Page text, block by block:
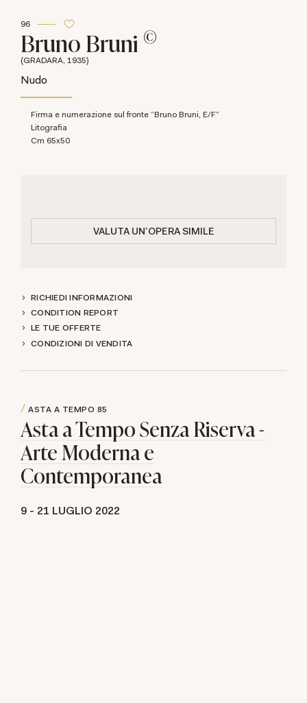
96
Bruno Bruni ©
(GRADARA, 1935)
Nudo
Firma e numerazione sul fronte "Bruno Bruni, E/F"
litografia
cm 65x50
VALUTA UN'OPERA SIMILE
RICHIEDI INFORMAZIONI
CONDITION REPORT
LE TUE OFFERTE
CONDIZIONI DI VENDITA
ASTA A TEMPO 85
Asta a Tempo Senza Riserva -
Arte Moderna e
Contemporanea
9 - 21 LUGLIO 2022